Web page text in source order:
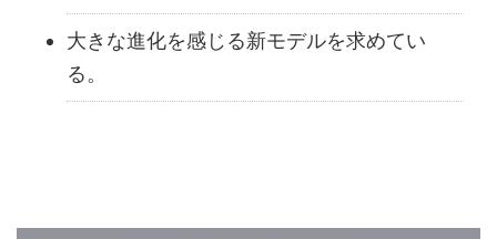
大きな進化を感じる新モデルを求めてい
る。